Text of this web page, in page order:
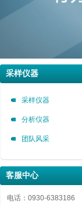
采样仪器
采样仪器
分析仪器
团队风采
客服中心
电话：0930-6383186